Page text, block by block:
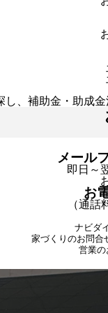
、補助金・助成金
メール
即日～
お
（通話
ナビダ
家づくりのお問
営業